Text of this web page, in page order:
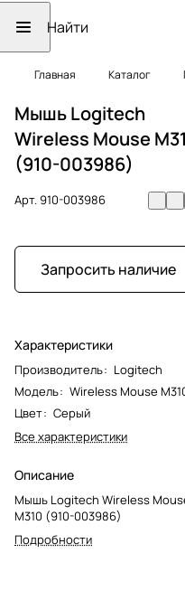
Главная Каталог
Мышь Logitech
Wireless Mouse
(910-003986)
Арт.910-003986
Запросить наличие
Характеристики
Производитель: Logitech
Модель: Wireless Mouse
Цвет: Серый
Все характеристики
Описание
Мышь Logitech Wireless
M310 (910-003986)
Подробности